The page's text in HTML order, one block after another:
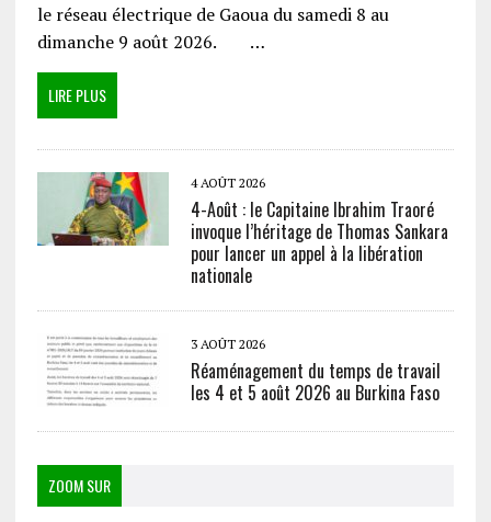
le réseau électrique de Gaoua du samedi 8 au
dimanche 9 août 2026. …
LIRE PLUS
4 AOÛT 2026
4-Août : le Capitaine Ibrahim Traoré
invoque l’héritage de Thomas Sankara
pour lancer un appel à la libération
nationale
3 AOÛT 2026
Réaménagement du temps de travail
les 4 et 5 août 2026 au Burkina Faso
ZOOM SUR